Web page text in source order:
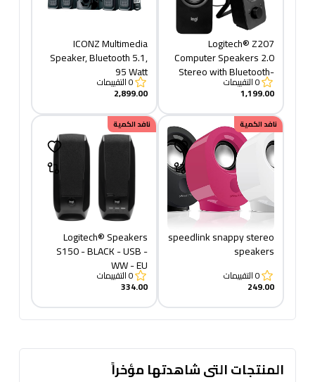
Logitech® Z207
Computer Speakers 2.0
Stereo with Bluetooth-
BLACK
0التقييمات
1,199.00
ICONZ Multimedia
Speaker, Bluetooth 5.1,
95 Watt
0التقييمات
2,899.00
نافد الكمية
speedlink snappy stereo
speakers
0التقييمات
249.00
نافد الكمية
Logitech® Speakers
S150 - BLACK - USB -
WW - EU
0التقييمات
334.00
المنتجات التى شاهدتها مؤخراً